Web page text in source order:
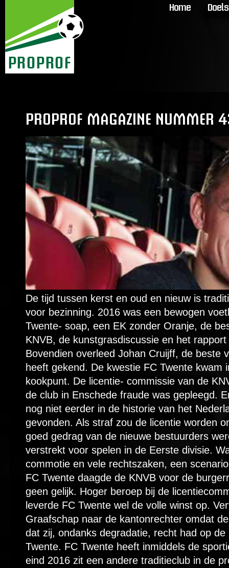
Home
PROPROF MAGAZINE NUMMER
De tijd tussen kerst en oud en nieuw is
voor bezinning. 2016 was een bewogen
Twente- soap, een EK zonder Oranje, de
KNVB, de kunstgrasdiscussie en het rapport
Bovendien overleed Johan Cruijff, de beste
heeft gekend. De kwestie FC Twente kwam
kookpunt. De licentie- commissie van de
de club in Enschede fraude was gepleegd.
nog niet eerder in de historie van het
gevonden. Als straf zou de licentie worden
goed gedrag van de nieuwe bestuurders
verstrekt voor spelen in de Eerste divisie.
commotie en vele rechtszaken, een
FC Twente daagde de KNVB voor de
geen gelijk. Hoger beroep bij de
leverde FC Twente wel de volle winst op.
Graafschap naar de kantonrechter omdat
dat zij, ondanks degradatie, recht had op de
Twente. FC Twente heeft inmiddels de
eind 2016 zit een andere traditieclub in de